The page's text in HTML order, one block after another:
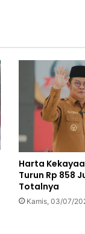
Harta
Turun Rp 858
Totalnya
Kamis, 03/07/